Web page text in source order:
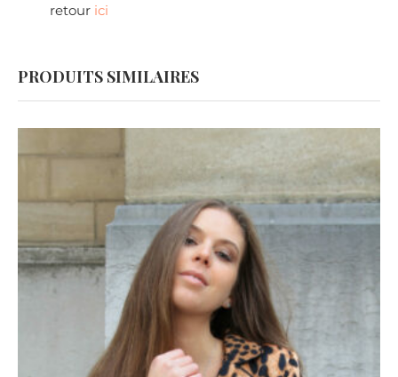
retour ici
PRODUITS SIMILAIRES